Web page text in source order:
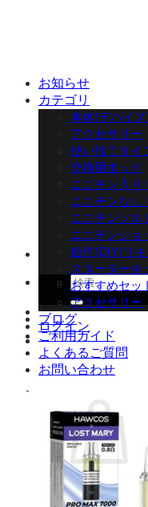
検
索
対
象:
ログイン
お買い物カゴ
お知らせ
カテゴリ
本体(デバイス
アクセサリー
使い捨てタイ
交換用ポッド
ニコチン入り
ニコチンなし
ニコチンソル
ニコチンショ
自作(DIY)リ
スターターキ
おすすめセッ
アクセサリー
ブログ
ご利用ガイド
よくあるご質問
お問い合わせ